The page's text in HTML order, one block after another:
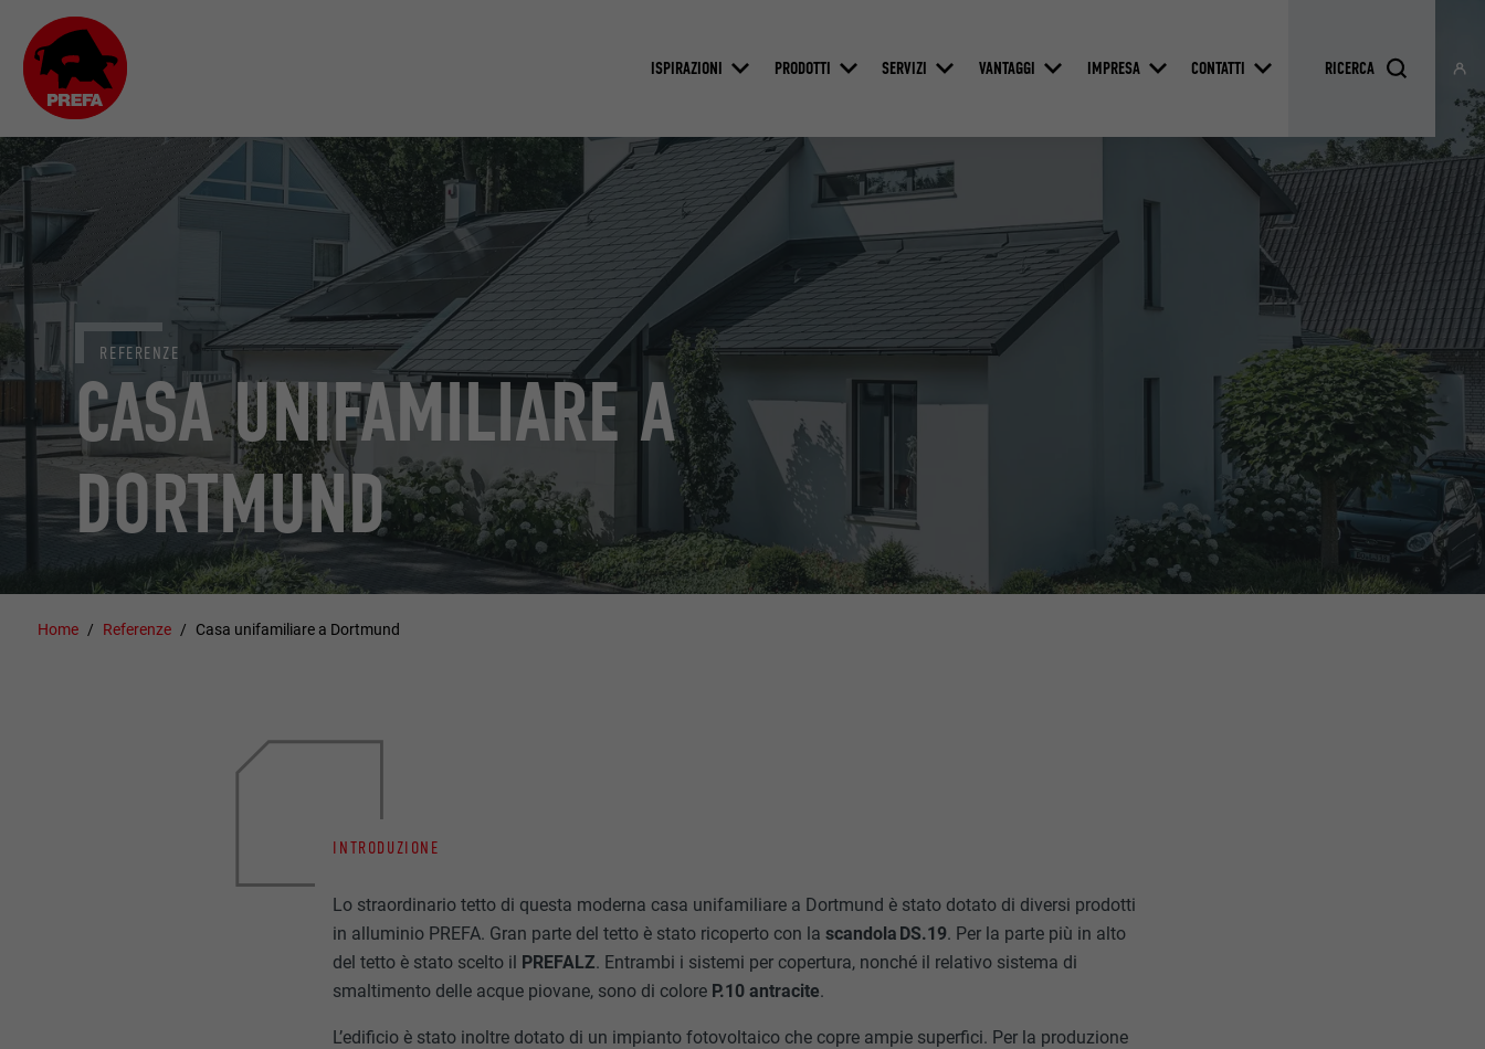
ISPIRAZIONI PRODOTTI SERVIZI VANTAGGI IMPRESA CONTATTI
CASA UNIFAMILIARE A
DORTMUND
REFERENZE
Home Referenze Casa unifamiliare a Dortmund
INTRODUZIONE
Lo straordinario tetto di questa moderna casa unifamiliare a Dortmund è stato dotato di diversi prodotti
in alluminio PREFA. Gran parte del tetto è stato ricoperto con lascandola DS.19. Per la parte più in alto
del tetto è stato scelto il PREFALZ. Entrambi i sistemi per copertura, nonché il relativo sistema di
smaltimento delle acque piovane, sono di colore P.10 antracite.
L’edificio è stato inoltre dotato di un impianto fotovoltaico che copre ampie superfici. Per la produzione